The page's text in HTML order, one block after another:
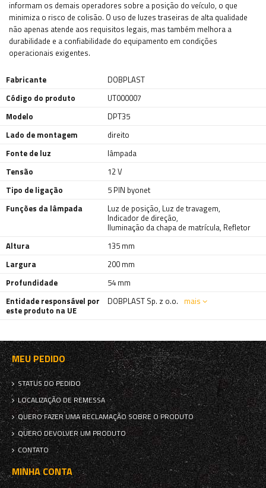
informam os demais operadores sobre a posição do veículo, o que
minimiza o risco de colisão. O uso de luzes traseiras de alta qualidade
não apenas atende aos requisitos legais, mas também melhora a
durabilidade e a confiabilidade do equipamento em condições
operacionais exigentes.
Fabricante
DOBPLAST
Código do produto
UT000007
Modelo
DPT35
Lado de montagem
direito
Fonte de luz
lâmpada
Tensão
12 V
Tipo de ligação
5 PIN byonet
Funções da lâmpada
Luz de posição, Luz de travagem,
Indicador de direção,
Iluminação da chapa de matrícula, Refletor
Altura
135 mm
Largura
200 mm
Profundidade
54 mm
Entidade responsável por
este produto na UE
DOBPLAST Sp. z o.o. mais
MEU PEDIDO
STATUS DO PEDIDO
LOCALIZAÇÃO DE REMESSA
QUERO FAZER UMA RECLAMAÇÃO SOBRE O PRODUTO
QUERO DEVOLVER UM PRODUTO
CONTATO
MINHA CONTA